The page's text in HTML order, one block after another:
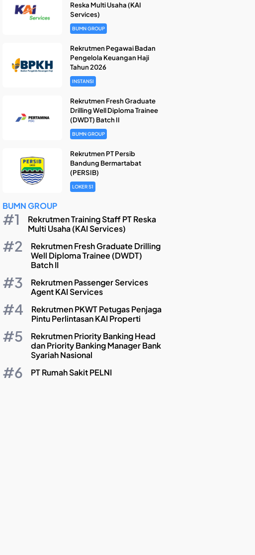
Reska Multi Usaha (KAI
Services)
BUMN GROUP
Rekrutmen Pegawai Badan
Pengelola Keuangan Haji
Tahun 2026
INSTANSI
Rekrutmen Fresh Graduate
Drilling Well Diploma Trainee
(DWDT) Batch II
BUMN GROUP
Rekrutmen PT Persib
Bandung Bermartabat
(PERSIB)
LOKER S1
BUMN GROUP
Rekrutmen Training Staff PT Reska
Multi Usaha (KAI Services)
Rekrutmen Fresh Graduate Drilling
Well Diploma Trainee (DWDT)
Batch II
Rekrutmen Passenger Services
Agent KAI Services
Rekrutmen PKWT Petugas Penjaga
Pintu Perlintasan KAI Properti
Rekrutmen Priority Banking Head
dan Priority Banking Manager Bank
Syariah Nasional
PT Rumah Sakit PELNI